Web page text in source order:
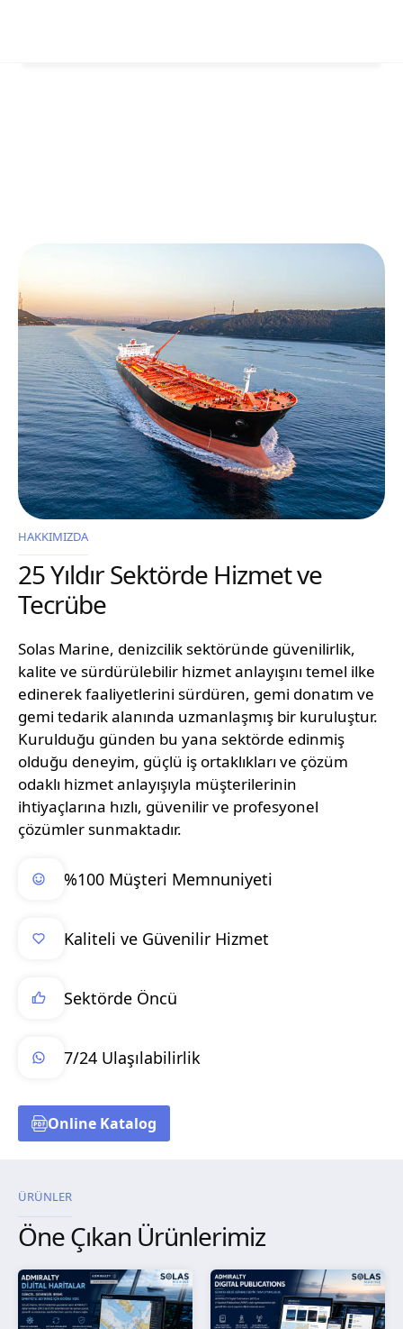
HAKKIMIZDA
25 Yıldır Sektörde Hizmet ve
Tecrübe
Solas Marine, denizcilik sektöründe güvenilirlik,
kalite ve sürdürülebilir hizmet anlayışını temel ilke
edinerek faaliyetlerini sürdüren, gemi donatım ve
gemi tedarik alanında uzmanlaşmış bir kuruluştur.
Kurulduğu günden bu yana sektörde edinmiş
olduğu deneyim, güçlü iş ortaklıkları ve çözüm
odaklı hizmet anlayışıyla müşterilerinin
ihtiyaçlarına hızlı, güvenilir ve profesyonel
çözümler sunmaktadır.
%100 Müşteri Memnuniyeti
Kaliteli ve Güvenilir Hizmet
Sektörde Öncü
7/24 Ulaşılabilirlik
Online Katalog
ÜRÜNLER
Öne Çıkan Ürünlerimiz